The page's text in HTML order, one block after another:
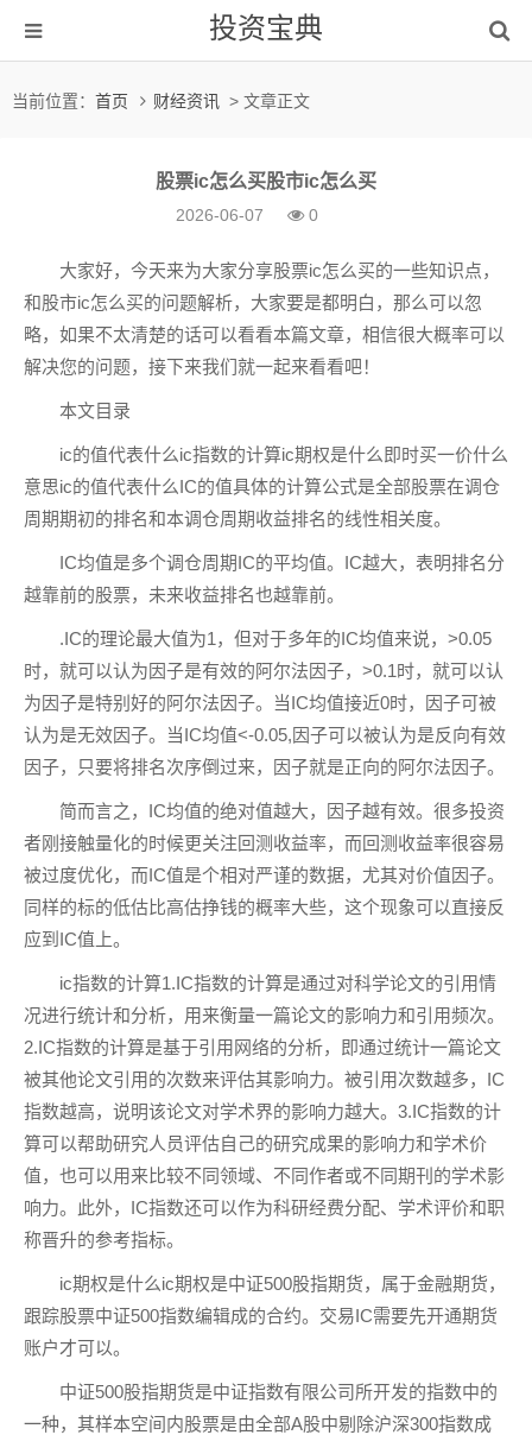
投资宝典
当前位置： 首页 财经资讯 > 文章正文
股票ic怎么买股市ic怎么买
2026-06-07 0
大家好，今天来为大家分享股票ic怎么买的一些知识点，
和股市ic怎么买的问题解析，大家要是都明白，那么可以忽
略，如果不太清楚的话可以看看本篇文章，相信很大概率可以
解决您的问题，接下来我们就一起来看看吧！
本文目录
ic的值代表什么ic指数的计算ic期权是什么即时买一价什么
意思ic的值代表什么IC的值具体的计算公式是全部股票在调仓
周期期初的排名和本调仓周期收益排名的线性相关度。
IC均值是多个调仓周期IC的平均值。IC越大，表明排名分
越靠前的股票，未来收益排名也越靠前。
.IC的理论最大值为1，但对于多年的IC均值来说，>0.05
时，就可以认为因子是有效的阿尔法因子，>0.1时，就可以认
为因子是特别好的阿尔法因子。当IC均值接近0时，因子可被
认为是无效因子。当IC均值<-0.05,因子可以被认为是反向有效
因子，只要将排名次序倒过来，因子就是正向的阿尔法因子。
简而言之，IC均值的绝对值越大，因子越有效。很多投资
者刚接触量化的时候更关注回测收益率，而回测收益率很容易
被过度优化，而IC值是个相对严谨的数据，尤其对价值因子。
同样的标的低估比高估挣钱的概率大些，这个现象可以直接反
应到IC值上。
ic指数的计算1.IC指数的计算是通过对科学论文的引用情
况进行统计和分析，用来衡量一篇论文的影响力和引用频次。
2.IC指数的计算是基于引用网络的分析，即通过统计一篇论文
被其他论文引用的次数来评估其影响力。被引用次数越多，IC
指数越高，说明该论文对学术界的影响力越大。3.IC指数的计
算可以帮助研究人员评估自己的研究成果的影响力和学术价
值，也可以用来比较不同领域、不同作者或不同期刊的学术影
响力。此外，IC指数还可以作为科研经费分配、学术评价和职
称晋升的参考指标。
ic期权是什么ic期权是中证500股指期货，属于金融期货，
跟踪股票中证500指数编辑成的合约。交易IC需要先开通期货
账户才可以。
中证500股指期货是中证指数有限公司所开发的指数中的
一种，其样本空间内股票是由全部A股中剔除沪深300指数成